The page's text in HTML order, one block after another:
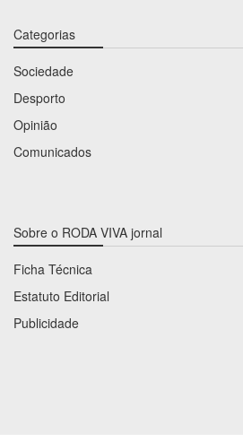
Categorias
Sociedade
Desporto
Opinião
Comunicados
Sobre o RODA VIVA jornal
Ficha Técnica
Estatuto Editorial
Publicidade